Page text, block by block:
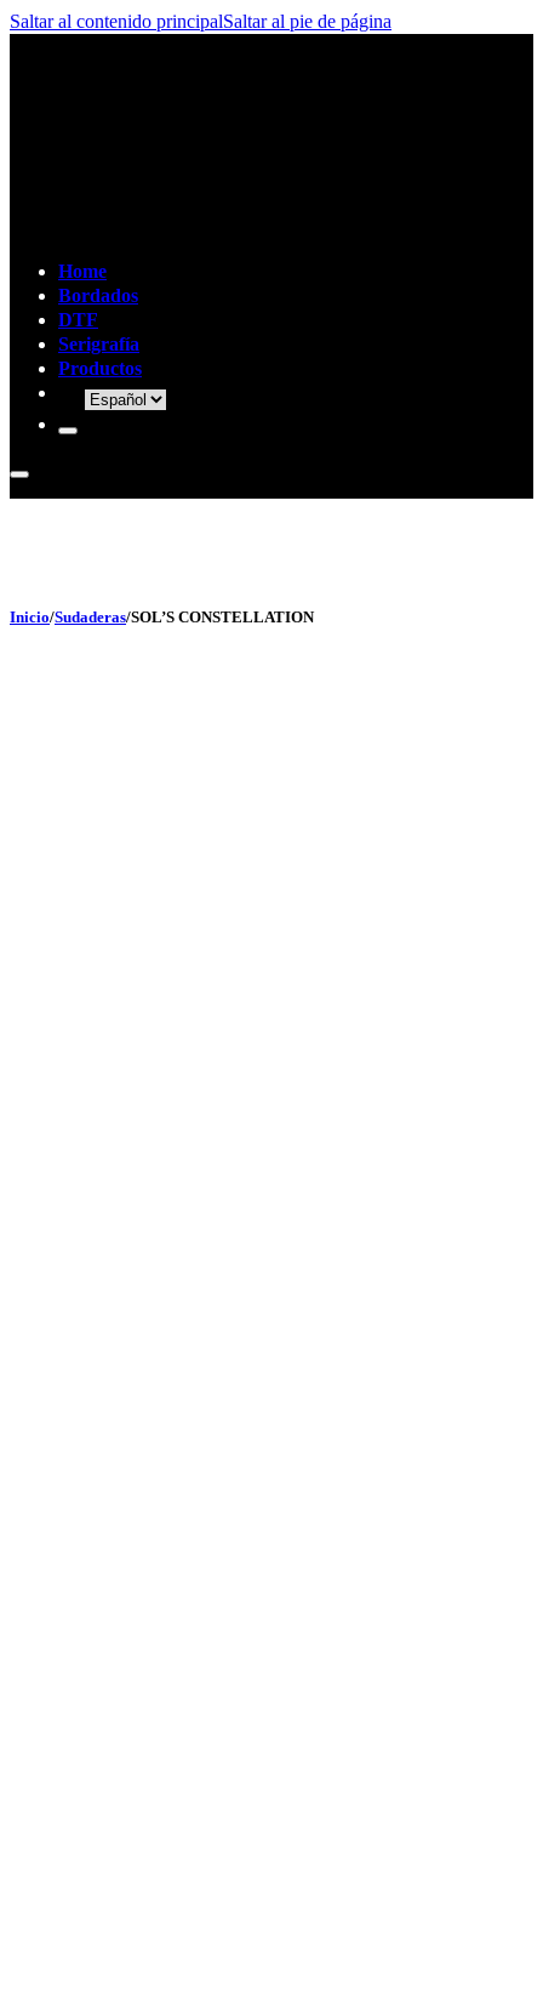
Saltar al contenido principalSaltar al pie de página
Home
Bordados
DTF
Serigrafía
Productos
Inicio/Sudaderas/SOL’S CONSTELLATION